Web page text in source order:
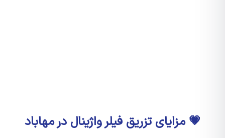
💗 مزایای تزریق فیلر واژینال در مهاباد